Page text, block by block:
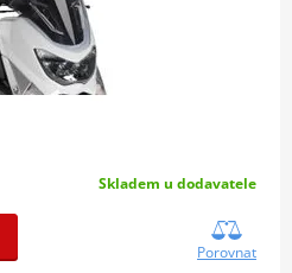
Skladem u dodavatele
Porovnat